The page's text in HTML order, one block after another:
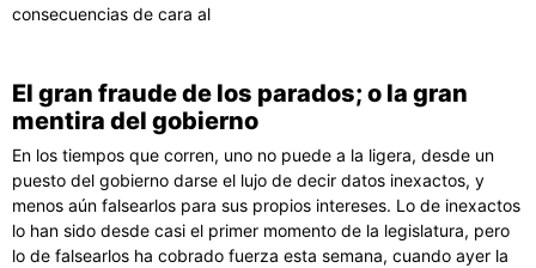
consecuencias de cara al
El gran fraude de los parados; o la gran
mentira del gobierno
En los tiempos que corren, uno no puede a la ligera, desde un
puesto del gobierno darse el lujo de decir datos inexactos, y
menos aún falsearlos para sus propios intereses. Lo de inexactos
lo han sido desde casi el primer momento de la legislatura, pero
lo de falsearlos ha cobrado fuerza esta semana, cuando ayer la